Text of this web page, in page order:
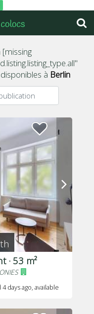
à Berlin
· 53 m²
days ago , available